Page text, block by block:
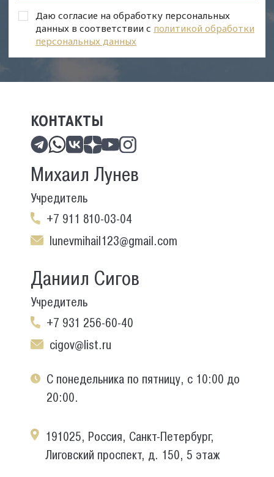
Даю согласие на обработку персональных
данных в соответствии с политикой обработки
персональных данных
КОНТАКТЫ
Михаил Лунев
Учредитель
+7 911 810-03-04
lunevmihail123@gmail.com
Даниил Сигов
Учредитель
+7 931 256-60-40
cigov@list.ru
С понедельника по пятницу, с 10:00 до
20:00.
191025, Россия, Санкт-Петербург,
Лиговский проспект, д. 150, 5 этаж